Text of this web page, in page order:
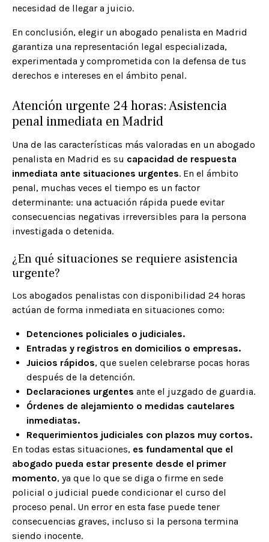
necesidad de llegar a juicio.​
En conclusión, elegir un abogado penalista en Madrid
garantiza una representación legal especializada,
experimentada y comprometida con la defensa de tus
derechos e intereses en el ámbito penal.
Atención urgente 24 horas: Asistencia
penal inmediata en Madrid
Una de las características más valoradas en un abogado
penalista en Madrid es su capacidad de respuesta
inmediata ante situaciones urgentes. En el ámbito
penal, muchas veces el tiempo es un factor
determinante: una actuación rápida puede evitar
consecuencias negativas irreversibles para la persona
investigada o detenida.
¿En qué situaciones se requiere asistencia
urgente?
Los abogados penalistas con disponibilidad 24 horas
actúan de forma inmediata en situaciones como:
Detenciones policiales o judiciales.
Entradas y registros en domicilios o empresas.
Juicios rápidos, que suelen celebrarse pocas horas
después de la detención.
Declaraciones urgentes ante el juzgado de guardia.
Órdenes de alejamiento o medidas cautelares
inmediatas.
Requerimientos judiciales con plazos muy cortos.
En todas estas situaciones, es fundamental que el
abogado pueda estar presente desde el primer
momento, ya que lo que se diga o firme en sede
policial o judicial puede condicionar el curso del
proceso penal. Un error en esta fase puede tener
consecuencias graves, incluso si la persona termina
siendo inocente.